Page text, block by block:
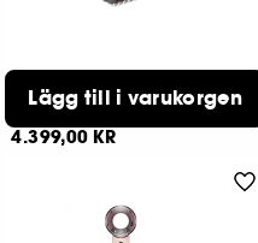
Duet blowdry
Wet-To-Dry
4.399,00 KR
Lägg till i varukorgen